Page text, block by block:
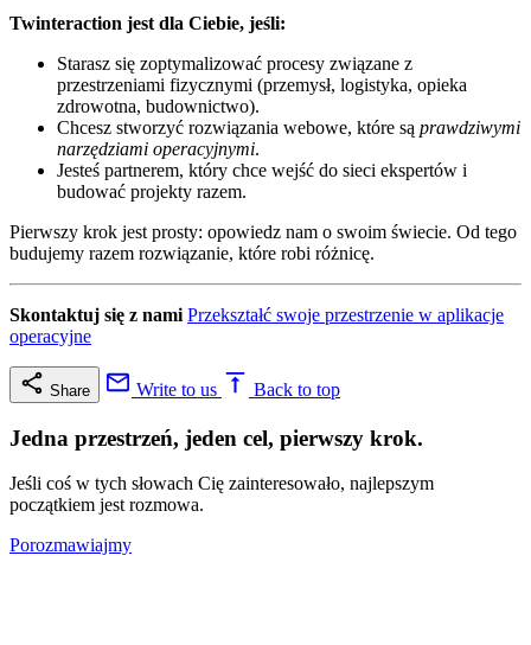
Twinteraction jest dla Ciebie, jeśli:
Starasz się zoptymalizować procesy związane z
przestrzeniami fizycznymi (przemysł, logistyka, opieka
zdrowotna, budownictwo).
Chcesz stworzyć rozwiązania webowe, które są prawdziwymi
narzędziami operacyjnymi.
Jesteś partnerem, który chce wejść do sieci ekspertów i
budować projekty razem.
Pierwszy krok jest prosty: opowiedz nam o swoim świecie. Od tego
budujemy razem rozwiązanie, które robi różnicę.
Skontaktuj się z nami Przekształć swoje przestrzenie w aplikacje
operacyjne
Share Write to us Back to top
Jedna przestrzeń, jeden cel, pierwszy krok.
Jeśli coś w tych słowach Cię zainteresowało, najlepszym
początkiem jest rozmowa.
Porozmawiajmy